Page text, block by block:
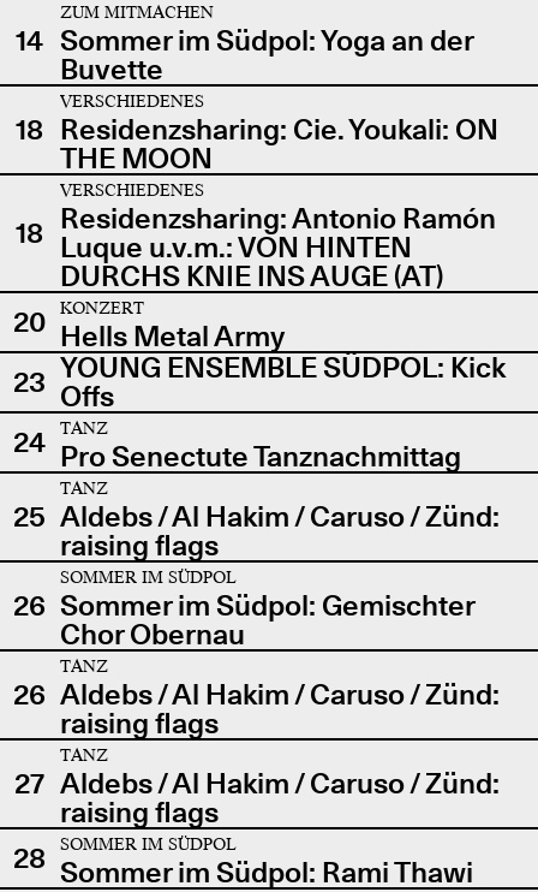
14
ZUM MITMACHEN
Sommer im Südpol: Yoga an der
Buvette
18
VERSCHIEDENES
Residenzsharing: Cie. Youkali: ON
THE MOON
18
VERSCHIEDENES
Residenzsharing: Antonio Ramón
Luque u.v.m.: VON HINTEN
DURCHS KNIE INS AUGE (AT)
20
KONZERT
Hells Metal Army
23 YOUNG ENSEMBLE SÜDPOL: Kick
Offs
24
TANZ
Pro Senectute Tanznachmittag
25
TANZ
Aldebs / Al Hakim / Caruso / Zünd:
raising flags
26
SOMMER IM SÜDPOL
Sommer im Südpol: Gemischter
Chor Obernau
26
TANZ
Aldebs / Al Hakim / Caruso / Zünd:
raising flags
27
TANZ
Aldebs / Al Hakim / Caruso / Zünd:
raising flags
28
SOMMER IM SÜDPOL
Sommer im Südpol: Rami Thawi